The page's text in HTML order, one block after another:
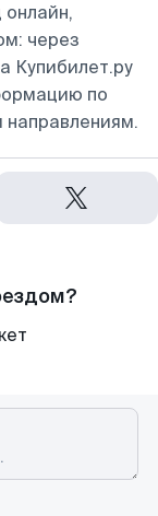
через
Купибилет.ру
по